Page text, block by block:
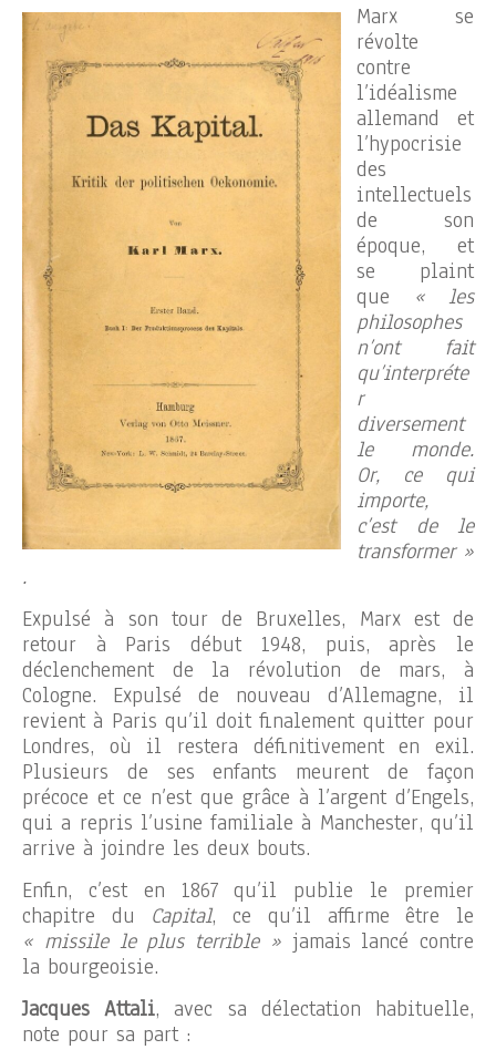
Marx se
révolte
contre
l’idéalisme
allemand et
l’hypocrisie
des
intellectuels
de son
époque, et
se plaint
que « les
philosophes
n’ont fait
qu’interpréte
r
diversement
le monde.
Or, ce qui
importe,
c’est de le
transformer »
.
Expulsé à son tour de Bruxelles, Marx est de
retour à Paris début 1948, puis, après le
déclenchement de la révolution de mars, à
Cologne. Expulsé de nouveau d’Allemagne, il
revient à Paris qu’il doit finalement quitter pour
Londres, où il restera définitivement en exil.
Plusieurs de ses enfants meurent de façon
précoce et ce n’est que grâce à l’argent d’Engels,
qui a repris l’usine familiale à Manchester, qu’il
arrive à joindre les deux bouts.
Enfin, c’est en 1867 qu’il publie le premier
chapitre du Capital, ce qu’il affirme être le
« missile le plus terrible »jamais lancé contre
la bourgeoisie.
Jacques Attali, avec sa délectation habituelle,
note pour sa part :